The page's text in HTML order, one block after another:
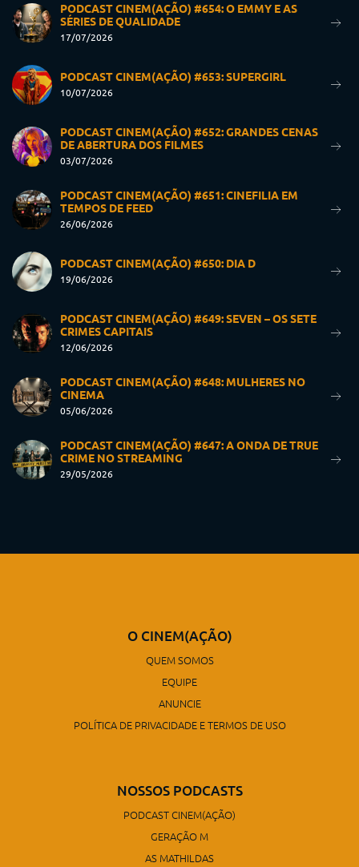
PODCAST CINEM(AÇÃO) #654: O EMMY E AS
SÉRIES DE QUALIDADE
17/07/2026
PODCAST CINEM(AÇÃO) #653: SUPERGIRL
10/07/2026
PODCAST CINEM(AÇÃO) #652: GRANDES CENAS
DE ABERTURA DOS FILMES
03/07/2026
PODCAST CINEM(AÇÃO) #651: CINEFILIA EM
TEMPOS DE FEED
26/06/2026
PODCAST CINEM(AÇÃO) #650: DIA D
19/06/2026
PODCAST CINEM(AÇÃO) #649: SEVEN – OS SETE
CRIMES CAPITAIS
12/06/2026
PODCAST CINEM(AÇÃO) #648: MULHERES NO
CINEMA
05/06/2026
PODCAST CINEM(AÇÃO) #647: A ONDA DE TRUE
CRIME NO STREAMING
29/05/2026
O CINEM(AÇÃO)
QUEM SOMOS
EQUIPE
ANUNCIE
POLÍTICA DE PRIVACIDADE E TERMOS DE USO
NOSSOS PODCASTS
PODCAST CINEM(AÇÃO)
GERAÇÃO M
AS MATHILDAS